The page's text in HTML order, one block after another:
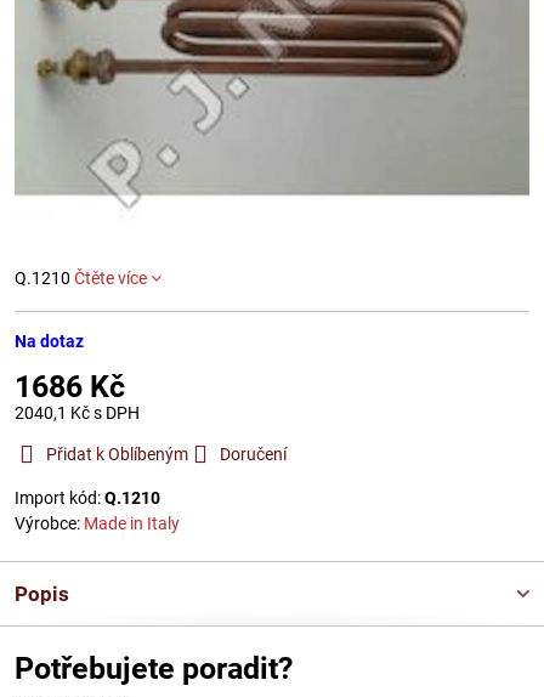
Q.1210 Čtěte více
Na dotaz
1686 Kč
2040,1 Kčs DPH
Přidat k Oblíbeným Doručení
Import kód:Q.1210
Výrobce: Made in Italy
Popis
Potřebujete poradit?